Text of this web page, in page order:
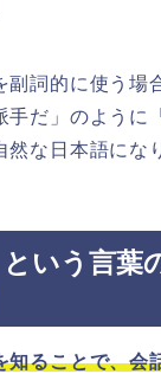
副詞的に使う場
手だ」のように
然な日本語にな
という言葉
知ることで、会